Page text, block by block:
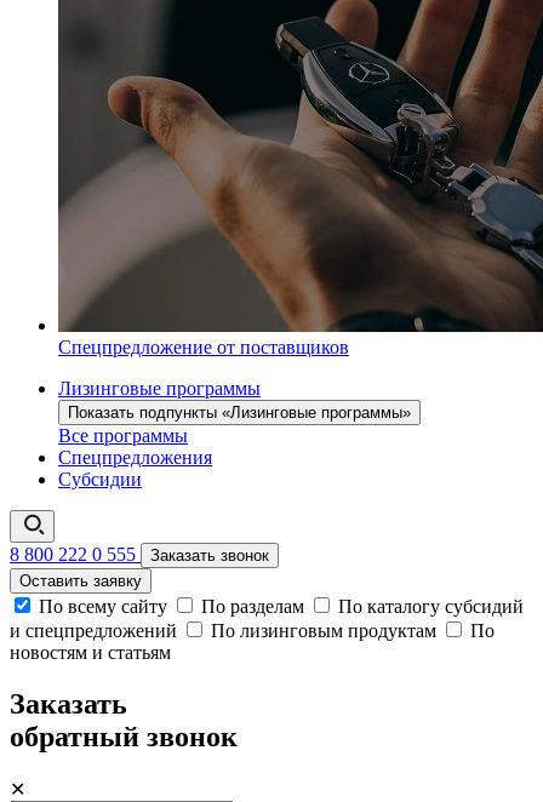
Спецпредложение от поставщиков
Лизинговые программы
Показать подпункты «Лизинговые программы»
Все программы
Спецпредложения
Субсидии
8 800 222 0 555
Заказать звонок
Оставить заявку
По всему сайту По разделам
По каталогу субсидий
и спецпредложений
По лизинговым продуктам
По
новостям и статьям
Заказать
обратный звонок
✕